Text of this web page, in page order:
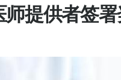
提供者签